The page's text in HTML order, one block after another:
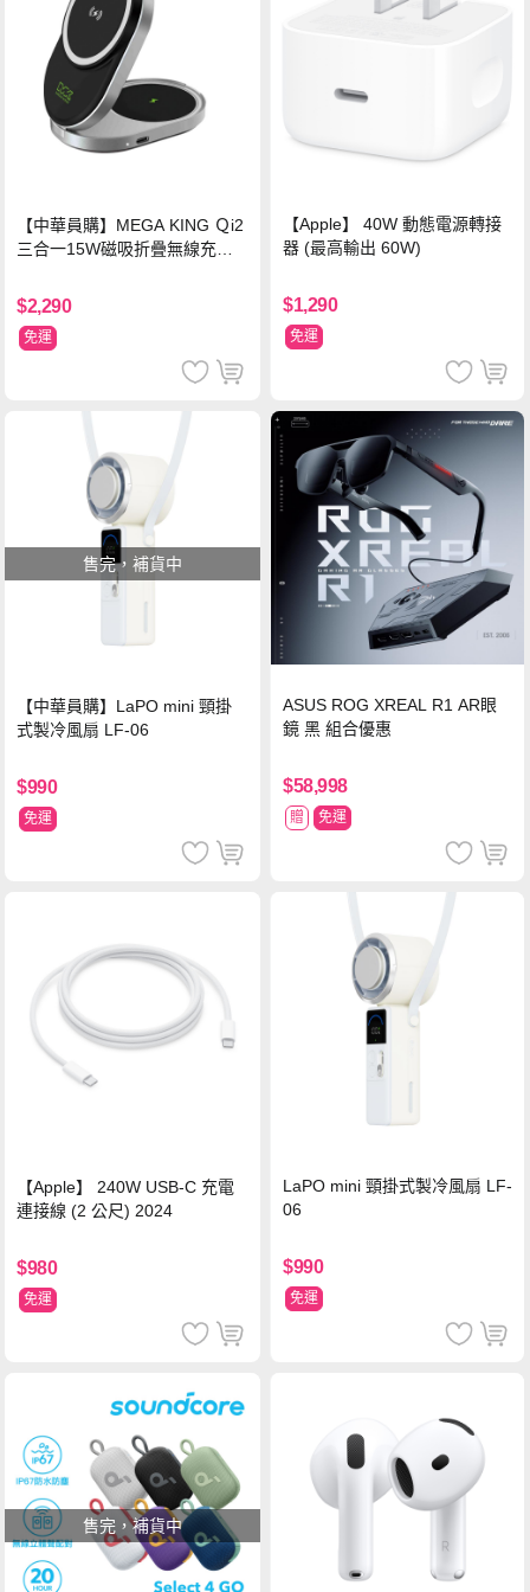
【中華員購】MEGA KING Ｑi2
三合一15W磁吸折疊無線充電
$2,290
免運
【Apple】 40W 動態電源轉接
器 (最高輸出 60W)
$1,290
免運
售完，補貨中
【中華員購】LaPO mini 頸掛
式製冷風扇 LF-06
$990
免運
ASUS ROG XREAL R1 AR眼
鏡 黑 組合優惠
$58,998
贈 免運
【Apple】 240W USB-C 充電
連接線 (2 公尺) 2024
$980
免運
LaPO mini 頸掛式製冷風扇 LF-
06
$990
免運
售完，補貨中